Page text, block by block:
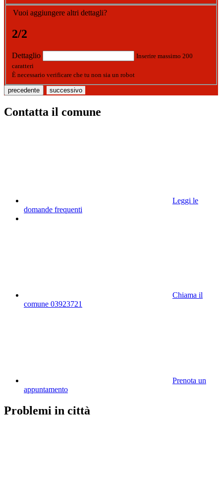
Vuoi aggiungere altri dettagli?
2/2
Dettaglio
Inserire massimo 200
caratteri
È necessario verificare che tu non sia un robot
precedente successivo
Contatta il comune
Leggi le
domande frequenti
Chiama il
comune 03923721
Prenota un
appuntamento
Problemi in città